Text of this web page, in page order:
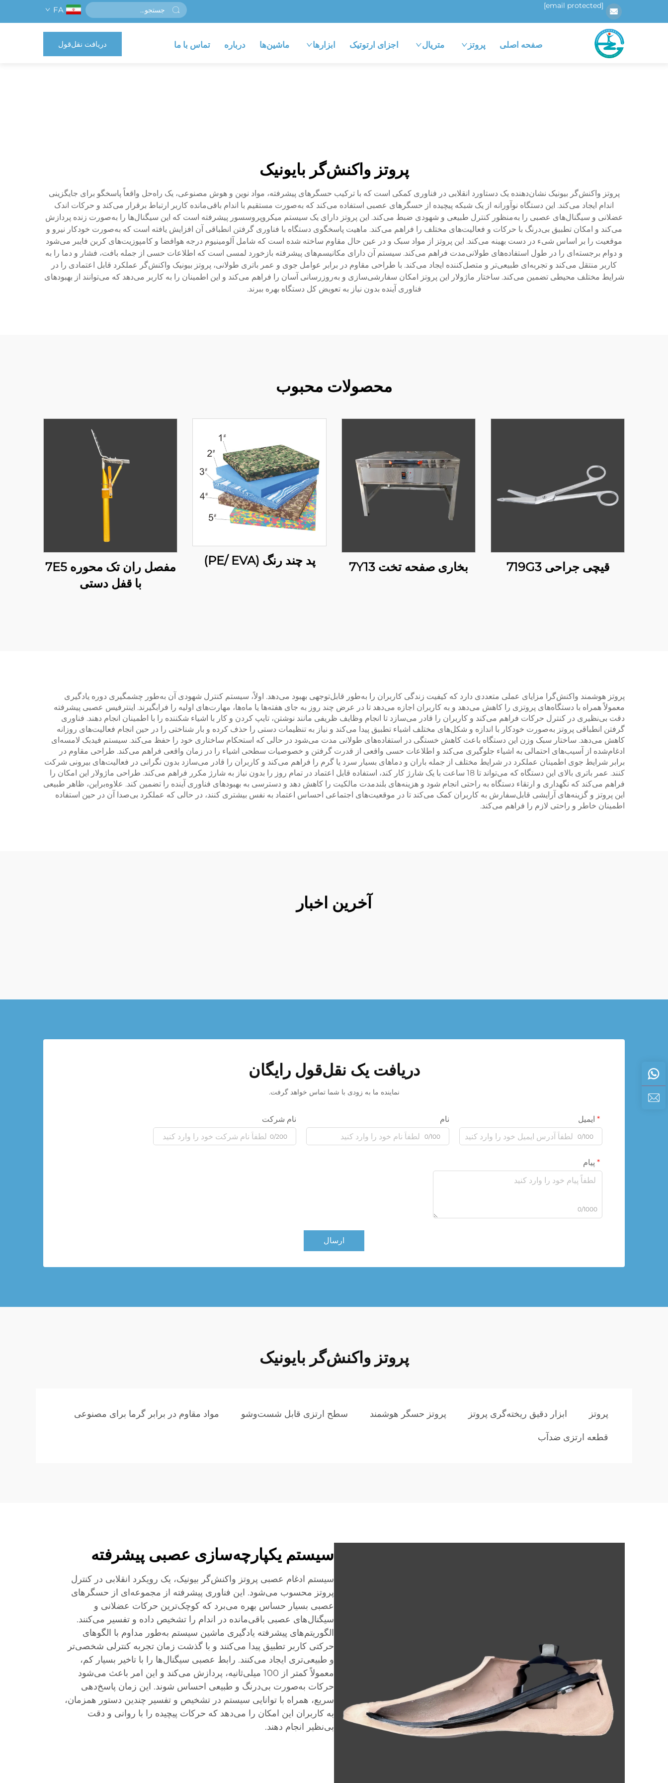
[email protected]
FA
صفحه اصلی پروتز متریال اجزای ارتوتیک ابزارها ماشین‌ها درباره تماس با ما دریافت نقل‌قول
پروتز واکنش‌گر بایونیک
پروتز واکنش‌گر بیونیک نشان‌دهنده یک دستاورد انقلابی در فناوری کمکی است که با ترکیب حسگرهای پیشرفته، مواد نوین و هوش مصنوعی، یک راه‌حل واقعاً پاسخگو برای جایگزینی
اندام ایجاد می‌کند. این دستگاه نوآورانه از یک شبکه پیچیده از حسگرهای عصبی استفاده می‌کند که به‌صورت مستقیم با اندام باقی‌مانده کاربر ارتباط برقرار می‌کند و حرکات اندک
عضلانی و سیگنال‌های عصبی را به‌منظور کنترل طبیعی و شهودی ضبط می‌کند. این پروتز دارای یک سیستم میکروپروسسور پیشرفته است که این سیگنال‌ها را به‌صورت زنده پردازش
می‌کند و امکان تطبیق بی‌درنگ با حرکات و فعالیت‌های مختلف را فراهم می‌کند. ماهیت پاسخگوی دستگاه با فناوری گرفتن انطباقی آن افزایش یافته است که به‌صورت خودکار نیرو و
موقعیت را بر اساس شیء در دست بهینه می‌کند. این پروتز از مواد سبک و در عین حال مقاوم ساخته شده است که شامل آلومینیوم درجه هوافضا و کامپوزیت‌های کربن فایبر می‌شود
و دوام برجسته‌ای را در طول استفاده‌های طولانی‌مدت فراهم می‌کند. سیستم آن دارای مکانیسم‌های پیشرفته بازخورد لمسی است که اطلاعات حسی از جمله بافت، فشار و دما را به
کاربر منتقل می‌کند و تجربه‌ای طبیعی‌تر و متصل‌کننده ایجاد می‌کند. با طراحی مقاوم در برابر عوامل جوی و عمر باتری طولانی، پروتز بیونیک واکنش‌گر عملکرد قابل اعتمادی را در
شرایط مختلف محیطی تضمین می‌کند. ساختار ماژولار این پروتز امکان سفارشی‌سازی و به‌روزرسانی آسان را فراهم می‌کند و این اطمینان را به کاربر می‌دهد که می‌توانند از بهبودهای
فناوری آینده بدون نیاز به تعویض کل دستگاه بهره ببرند.
محصولات محبوب
قیچی جراحی 719G3 بخاری صفحه تخت 7Y13 پد چند رنگ (PE/ EVA)
مفصل ران تک محوره 7E5
با قفل دستی
پروتز هوشمند واکنش‌گرا مزایای عملی متعددی دارد که کیفیت زندگی کاربران را به‌طور قابل‌توجهی بهبود می‌دهد. اولاً، سیستم کنترل شهودی آن به‌طور چشمگیری دوره یادگیری
معمولاً همراه با دستگاه‌های پروتزی را کاهش می‌دهد و به کاربران اجازه می‌دهد تا در عرض چند روز به جای هفته‌ها یا ماه‌ها، مهارت‌های اولیه را فرابگیرند. اینترفیس عصبی پیشرفته
دقت بی‌نظیری در کنترل حرکات فراهم می‌کند و کاربران را قادر می‌سازد تا انجام وظایف ظریفی مانند نوشتن، تایپ کردن و کار با اشیاء شکننده را با اطمینان انجام دهند. فناوری
گرفتن انطباقی پروتز به‌صورت خودکار با اندازه و شکل‌های مختلف اشیاء تطبیق پیدا می‌کند و نیاز به تنظیمات دستی را حذف کرده و بار شناختی را در حین انجام فعالیت‌های روزانه
کاهش می‌دهد. ساختار سبک وزن این دستگاه باعث کاهش خستگی در استفاده‌های طولانی مدت می‌شود در حالی که استحکام ساختاری خود را حفظ می‌کند. سیستم فیدبک لامسه‌ای
ادغام‌شده از آسیب‌های احتمالی به اشیاء جلوگیری می‌کند و اطلاعات حسی واقعی از قدرت گرفتن و خصوصیات سطحی اشیاء را در زمان واقعی فراهم می‌کند. طراحی مقاوم در
برابر شرایط جوی اطمینان عملکرد در شرایط مختلف از جمله باران و دماهای بسیار سرد یا گرم را فراهم می‌کند و کاربران را قادر می‌سازد بدون نگرانی در فعالیت‌های بیرونی شرکت
کنند. عمر باتری بالای این دستگاه که می‌تواند تا 18 ساعت با یک شارژ کار کند، استفاده قابل اعتماد در تمام روز را بدون نیاز به شارژ مکرر فراهم می‌کند. طراحی ماژولار این امکان را
فراهم می‌کند که نگهداری و ارتقاء دستگاه به راحتی انجام شود و هزینه‌های بلندمدت مالکیت را کاهش دهد و دسترسی به بهبودهای فناوری آینده را تضمین کند. علاوه‌براین، ظاهر طبیعی
این پروتز و گزینه‌های آرایشی قابل‌سفارش به کاربران کمک می‌کند تا در موقعیت‌های اجتماعی احساس اعتماد به نفس بیشتری کنند، در حالی که عملکرد بی‌صدا آن در حین استفاده
اطمینان خاطر و راحتی لازم را فراهم می‌کند.
آخرین اخبار
دریافت یک نقل‌قول رایگان
نماینده ما به زودی با شما تماس خواهد گرفت.
ایمیل
0/100
نام
0/100
نام شرکت
0/200
پیام
0/1000
ارسال
پروتز واکنش‌گر بایونیک
پروتز ابزار دقیق ریخته‌گری پروتز پروتز حسگر هوشمند سطح ارتزی قابل شست‌وشو مواد مقاوم در برابر گرما برای مصنوعی
قطعه ارتزی ضدآب
سیستم یکپارچه‌سازی عصبی پیشرفته
سیستم ادغام عصبی پروتز واکنش‌گر بیونیک، یک رویکرد انقلابی در کنترل
پروتز محسوب می‌شود. این فناوری پیشرفته از مجموعه‌ای از حسگرهای
عصبی بسیار حساس بهره می‌برد که کوچک‌ترین حرکات عضلانی و
سیگنال‌های عصبی باقی‌مانده در اندام را تشخیص داده و تفسیر می‌کنند.
الگوریتم‌های پیشرفته یادگیری ماشین سیستم به‌طور مداوم با الگوهای
حرکتی کاربر تطبیق پیدا می‌کنند و با گذشت زمان تجربه کنترلی شخصی‌تر
و طبیعی‌تری ایجاد می‌کنند. رابط عصبی سیگنال‌ها را با تاخیر بسیار کم،
معمولاً کمتر از 100 میلی‌ثانیه، پردازش می‌کند و این امر باعث می‌شود
حرکات به‌صورت بی‌درنگ و طبیعی احساس شوند. این زمان پاسخ‌دهی
سریع، همراه با توانایی سیستم در تشخیص و تفسیر چندین دستور همزمان،
به کاربران این امکان را می‌دهد که حرکات پیچیده را با روانی و دقت
بی‌نظیر انجام دهند.